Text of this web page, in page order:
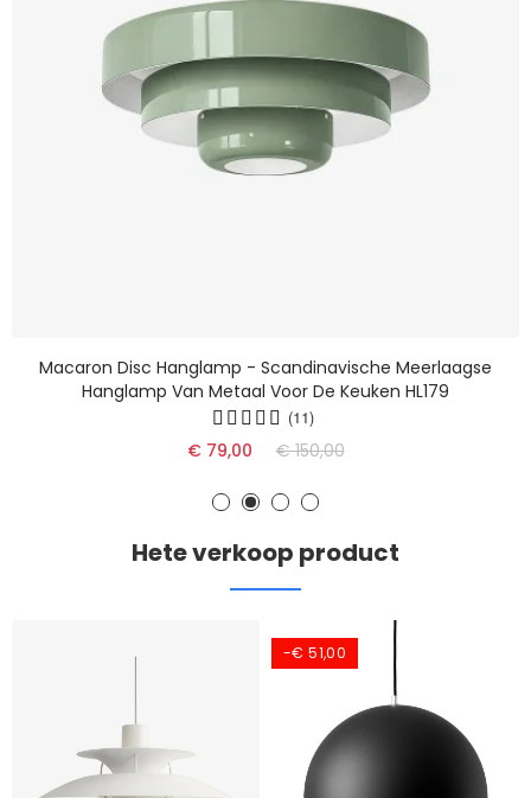
Macaron Disc Hanglamp - Scandinavische Meerlaagse
Hanglamp Van Metaal Voor De Keuken HL179
(11)
€ 79,00 € 150,00
Hete verkoop product
-€ 51,00